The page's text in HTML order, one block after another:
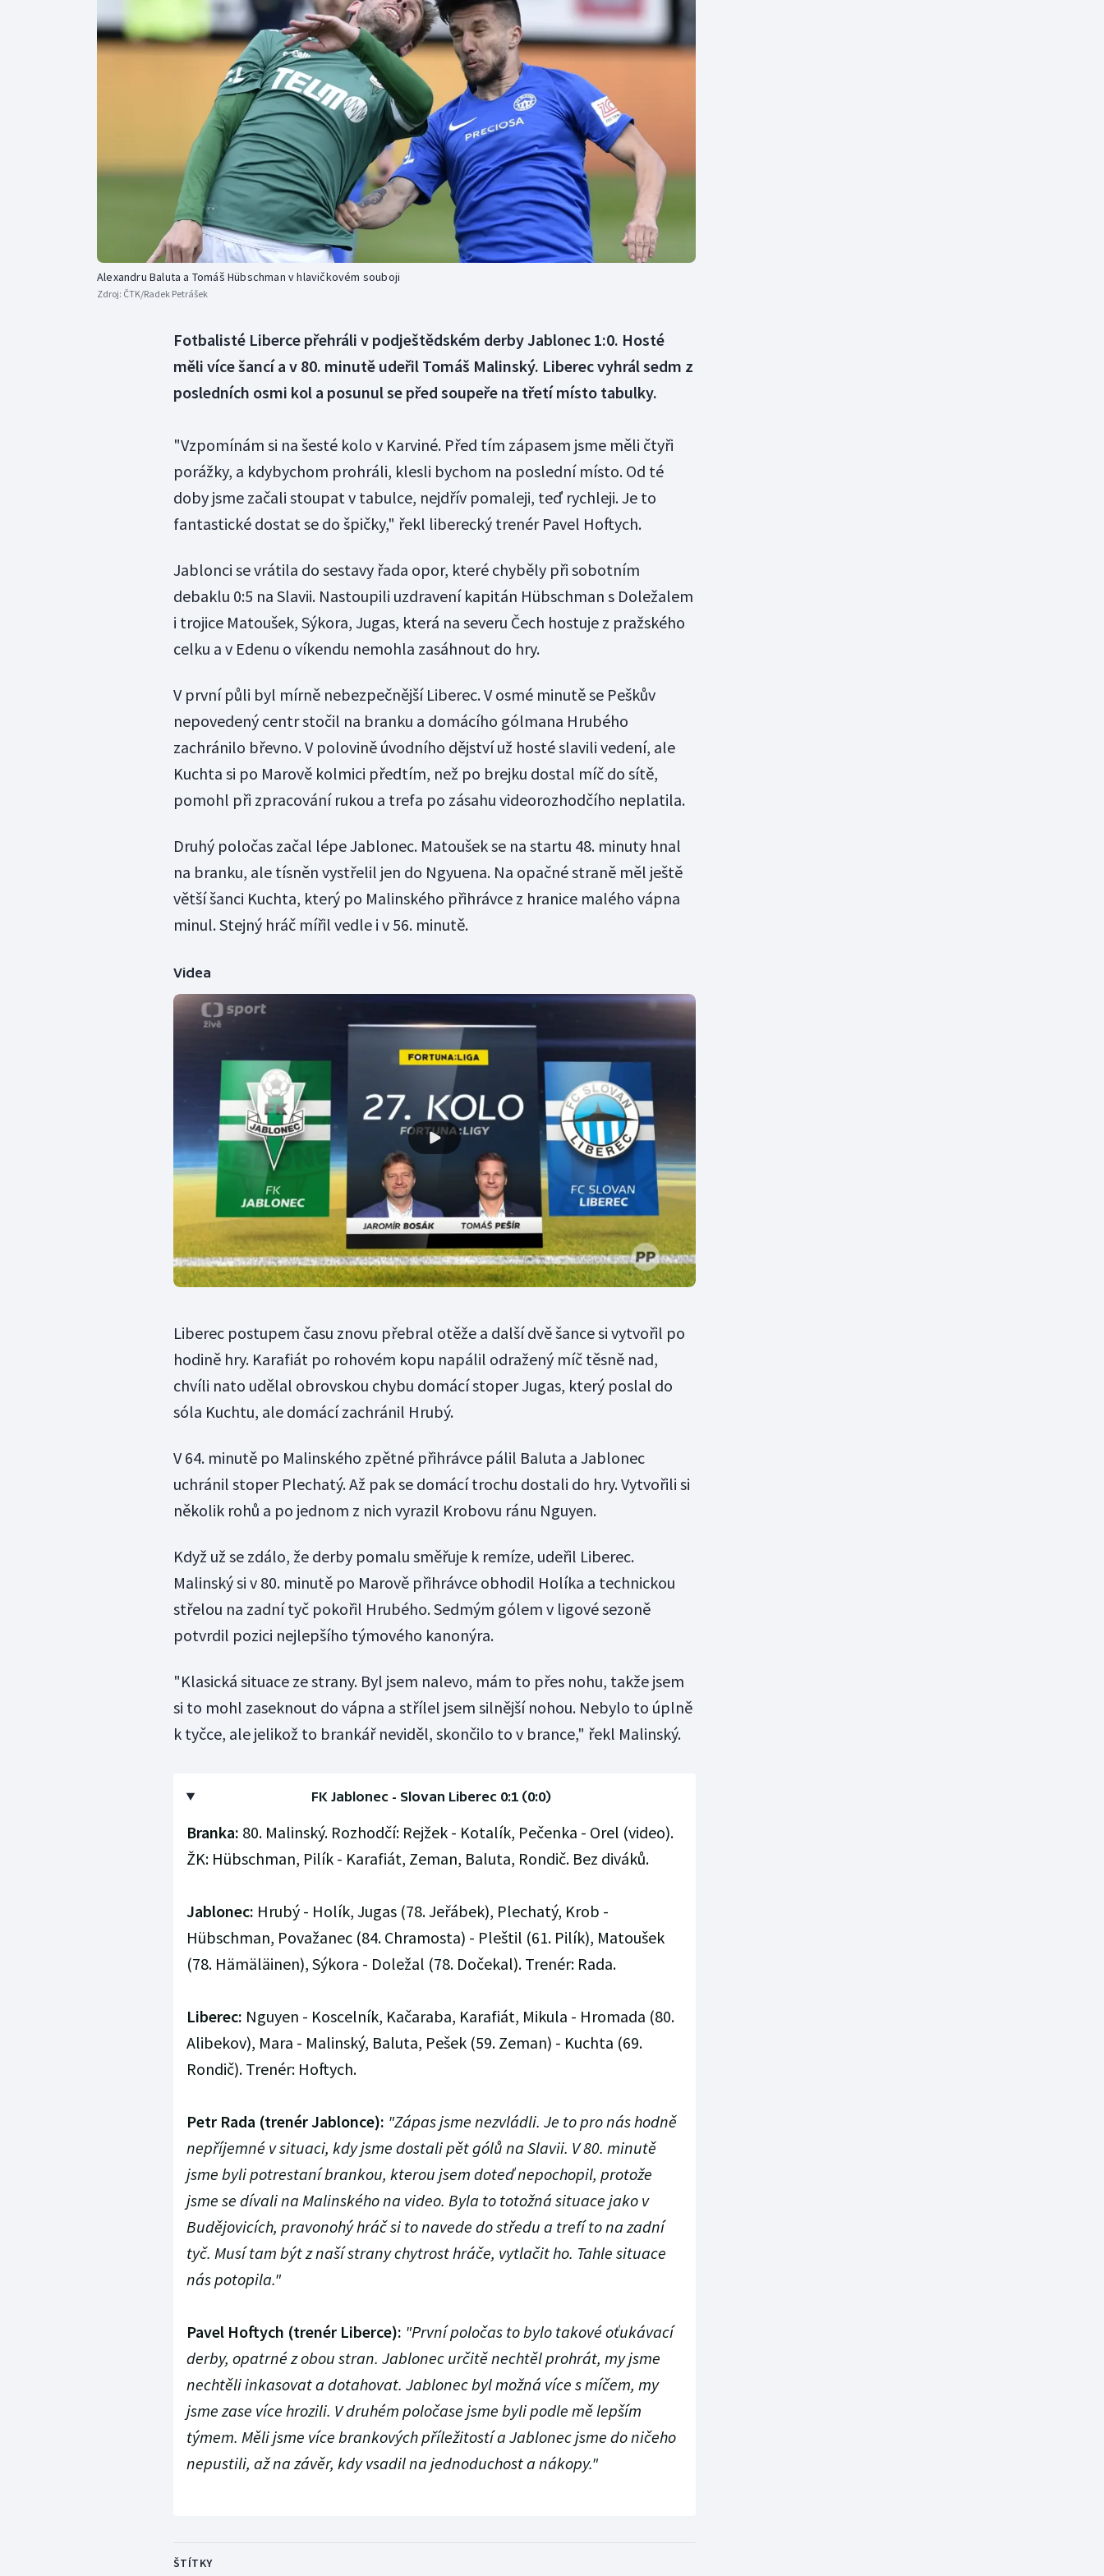
Curling
Dostihy
Florbal
Futsal
Golf
Gymnastika
Moderní pětiboj
Motorsport
Olympijské hry
Parasport
Plavání
Plážový volejbal
Triatlon
Veslování
Volejbal
Ostatní
Alexandru Baluta a Tomáš Hübschman v hlavičkovém souboji
Zdroj: ČTK/Radek Petrášek
Fotbalisté Liberce přehráli v podještědském derby Jablonec 1:0. Hosté
měli více šancí a v 80. minutě udeřil Tomáš Malinský. Liberec vyhrál sedm z
posledních osmi kol a posunul se před soupeře na třetí místo tabulky.
"Vzpomínám si na šesté kolo v Karviné. Před tím zápasem jsme měli čtyři
porážky, a kdybychom prohráli, klesli bychom na poslední místo. Od té
doby jsme začali stoupat v tabulce, nejdřív pomaleji, teď rychleji. Je to
fantastické dostat se do špičky," řekl liberecký trenér Pavel Hoftych.
Jablonci se vrátila do sestavy řada opor, které chyběly při sobotním
debaklu 0:5 na Slavii. Nastoupili uzdravení kapitán Hübschman s Doležalem
i trojice Matoušek, Sýkora, Jugas, která na severu Čech hostuje z pražského
celku a v Edenu o víkendu nemohla zasáhnout do hry.
V první půli byl mírně nebezpečnější Liberec. V osmé minutě se Peškův
nepovedený centr stočil na branku a domácího gólmana Hrubého
zachránilo břevno. V polovině úvodního dějství už hosté slavili vedení, ale
Kuchta si po Marově kolmici předtím, než po brejku dostal míč do sítě,
pomohl při zpracování rukou a trefa po zásahu videorozhodčího neplatila.
Druhý poločas začal lépe Jablonec. Matoušek se na startu 48. minuty hnal
na branku, ale tísněn vystřelil jen do Ngyuena. Na opačné straně měl ještě
větší šanci Kuchta, který po Malinského přihrávce z hranice malého vápna
minul. Stejný hráč mířil vedle i v 56. minutě.
Videa
Liberec postupem času znovu přebral otěže a další dvě šance si vytvořil po
hodině hry. Karafiát po rohovém kopu napálil odražený míč těsně nad,
chvíli nato udělal obrovskou chybu domácí stoper Jugas, který poslal do
sóla Kuchtu, ale domácí zachránil Hrubý.
V 64. minutě po Malinského zpětné přihrávce pálil Baluta a Jablonec
uchránil stoper Plechatý. Až pak se domácí trochu dostali do hry. Vytvořili si
několik rohů a po jednom z nich vyrazil Krobovu ránu Nguyen.
Když už se zdálo, že derby pomalu směřuje k remíze, udeřil Liberec.
Malinský si v 80. minutě po Marově přihrávce obhodil Holíka a technickou
střelou na zadní tyč pokořil Hrubého. Sedmým gólem v ligové sezoně
potvrdil pozici nejlepšího týmového kanonýra.
"Klasická situace ze strany. Byl jsem nalevo, mám to přes nohu, takže jsem
si to mohl zaseknout do vápna a střílel jsem silnější nohou. Nebylo to úplně
k tyčce, ale jelikož to brankář neviděl, skončilo to v brance," řekl Malinský.
FK Jablonec - Slovan Liberec 0:1 (0:0)
Branka: 80. Malinský. Rozhodčí: Rejžek - Kotalík, Pečenka - Orel (video).
ŽK: Hübschman, Pilík - Karafiát, Zeman, Baluta, Rondič. Bez diváků.
Jablonec: Hrubý - Holík, Jugas (78. Jeřábek), Plechatý, Krob -
Hübschman, Považanec (84. Chramosta) - Pleštil (61. Pilík), Matoušek
(78. Hämäläinen), Sýkora - Doležal (78. Dočekal). Trenér: Rada.
Liberec: Nguyen - Koscelník, Kačaraba, Karafiát, Mikula - Hromada (80.
Alibekov), Mara - Malinský, Baluta, Pešek (59. Zeman) - Kuchta (69.
Rondič). Trenér: Hoftych.
Petr Rada (trenér Jablonce): "Zápas jsme nezvládli. Je to pro nás hodně
nepříjemné v situaci, kdy jsme dostali pět gólů na Slavii. V 80. minutě
jsme byli potrestaní brankou, kterou jsem doteď nepochopil, protože
jsme se dívali na Malinského na video. Byla to totožná situace jako v
Budějovicích, pravonohý hráč si to navede do středu a trefí to na zadní
tyč. Musí tam být z naší strany chytrost hráče, vytlačit ho. Tahle situace
nás potopila."
Pavel Hoftych (trenér Liberce): "První poločas to bylo takové oťukávací
derby, opatrné z obou stran. Jablonec určitě nechtěl prohrát, my jsme
nechtěli inkasovat a dotahovat. Jablonec byl možná více s míčem, my
jsme zase více hrozili. V druhém poločase jsme byli podle mě lepším
týmem. Měli jsme více brankových příležitostí a Jablonec jsme do ničeho
nepustili, až na závěr, kdy vsadil na jednoduchost a nákopy."
ŠTÍTKY